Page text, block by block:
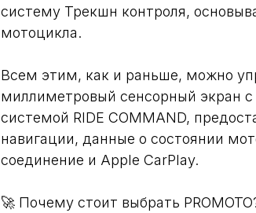
систему Трекшн контроля,
мотоцикла.
Всем этим, как и раньше, можно
миллиметровый сенсорный экран
системой RIDE COMMAND,
навигации, данные о состоянии
соединение и Apple CarPlay.
🚀 Почему стоит выбрать